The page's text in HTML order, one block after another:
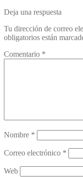
Deja una respuesta
Tu dirección de correo
obligatorios están
Comentario *
Nombre *
Correo electrónico *
Web